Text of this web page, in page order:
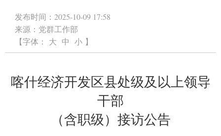
发布时间： 2025-10-09 17:58
来源： 党群工作部
【字体：
大 中 小 】
喀什经济开发区县处级及以上领导
干部
（含职级）接访公告